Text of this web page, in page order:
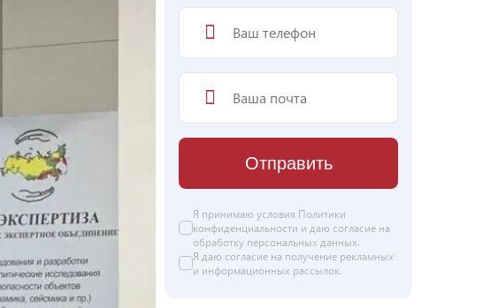
Отправить
Я принимаю условия Политики
конфиденциальности и даю согласие на
обработку персональных данных.
Я даю согласие на получение рекламных
и информационных рассылок.